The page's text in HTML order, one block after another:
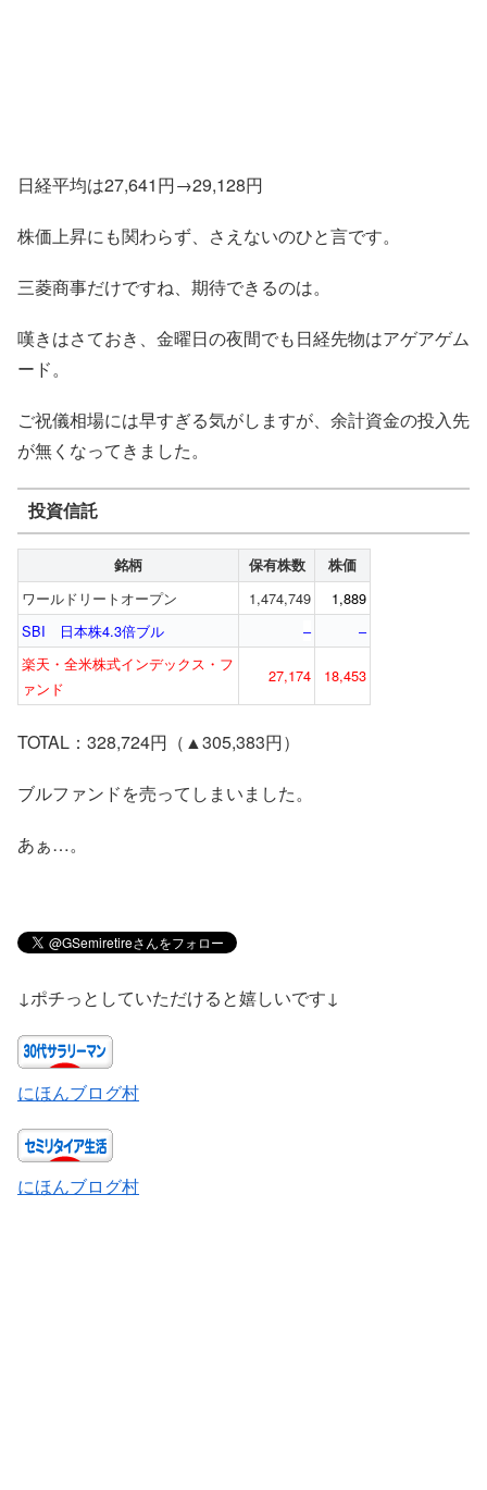
日経平均は27,641円→29,128円
株価上昇にも関わらず、さえないのひと言です。
三菱商事だけですね、期待できるのは。
嘆きはさておき、金曜日の夜間でも日経先物はアゲアゲム
ード。
ご祝儀相場には早すぎる気がしますが、余計資金の投入先
が無くなってきました。
投資信託
銘柄 保有株数 株価
ワールドリートオープン 1,474,749
1,889
SBI 日本株4.3倍ブル
–
–
楽天・全米株式インデックス・フ
ァンド
27,174 18,453
TOTAL：328,724円（▲305,383円）
ブルファンドを売ってしまいました。
あぁ…。
↓ポチっとしていただけると嬉しいです↓
にほんブログ村
にほんブログ村